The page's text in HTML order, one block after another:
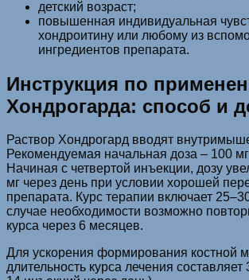
детский возраст;
повышенная индивидуальная
хондроитину или любому из
ингредиентов препарата.
Инструкция по
Хондрогарда: способ и
Раствор Хондрогард вводят
Рекомендуемая начальная доза – 100
Начиная с четвертой инъекции, дозу
мг через день при условии хорошей
препарата. Курс терапии включает
случае необходимости возможно
курса через 6 месяцев.
Для ускорения формирования костной
длительность курса лечения